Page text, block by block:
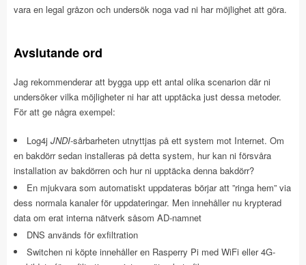
vara en legal gråzon och undersök noga vad ni har möjlighet att göra.
Avslutande ord
Jag rekommenderar att bygga upp ett antal olika scenarion där ni
undersöker vilka möjligheter ni har att upptäcka just dessa metoder.
För att ge några exempel:
Log4j JNDI-sårbarheten utnyttjas på ett system mot Internet. Om
en bakdörr sedan installeras på detta system, hur kan ni försvåra
installation av bakdörren och hur ni upptäcka denna bakdörr?
En mjukvara som automatiskt uppdateras börjar att ”ringa hem” via
dess normala kanaler för uppdateringar. Men innehåller nu krypterad
data om erat interna nätverk såsom AD-namnet
DNS används för exfiltration
Switchen ni köpte innehåller en Rasperry Pi med WiFi eller 4G-